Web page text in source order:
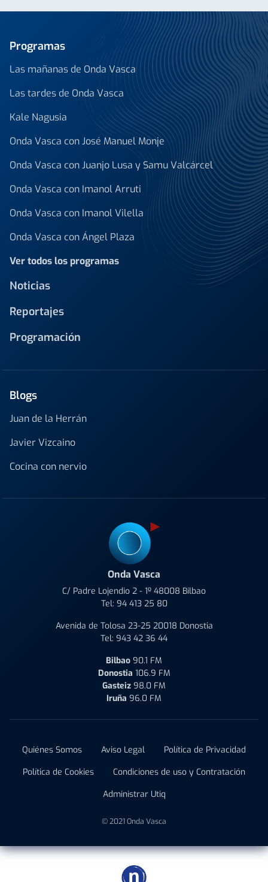
Programas
Las mañanas de Onda Vasca
Las tardes de Onda Vasca
Kale Nagusia
Onda Vasca con José Manuel Monje
Onda Vasca con Juanjo Lusa y Samu Valcárcel
Onda Vasca con Imanol Arruti
Onda Vasca con Imanol Vilella
Onda Vasca con Ángel Plaza
Ver todos los programas
Noticias
Reportajes
Programación
Blogs
Juan de la Herrán
Javier Vizcaino
Cocina con nervio
Onda Vasca
C/ Padre Lojendio 2 - 1º 48008 Bilbao
Tel: 94 413 25 80
Avenida de Tolosa 23-25 20018 Donostia
Tel: 943 42 36 44
Bilbao 90.1 FM
Donostia 106.9 FM
Gasteiz 98.0 FM
Iruña 96.0 FM
Quiénes Somos Aviso Legal
Política de Privacidad
Política de Cookies
Condiciones de uso y Contratación
Administrar Utiq
© 2021 Onda Vasca